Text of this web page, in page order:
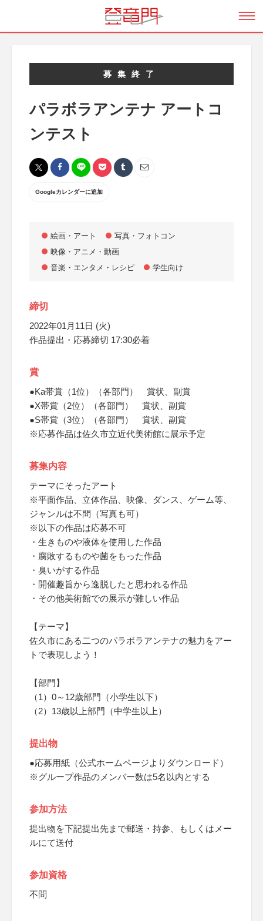
募集終了
パラボラアンテナ アートコ
ンテスト
Googleカレンダーに追加
絵画・アート
写真・フォトコン
映像・アニメ・動画
音楽・エンタメ・レシピ
学生向け
締切
2022年01月11日 (火)
作品提出・応募締切 17:30必着
賞
●Ka帯賞（1位）（各部門） 賞状、副賞
●X帯賞（2位）（各部門） 賞状、副賞
●S帯賞（3位）（各部門） 賞状、副賞
※応募作品は佐久市立近代美術館に展示予定
募集内容
テーマにそったアート
※平面作品、立体作品、映像、ダンス、ゲーム等、
ジャンルは不問（写真も可）
※以下の作品は応募不可
・生きものや液体を使用した作品
・腐敗するものや菌をもった作品
・臭いがする作品
・開催趣旨から逸脱したと思われる作品
・その他美術館での展示が難しい作品
【テーマ】
佐久市にある二つのパラボラアンテナの魅力をアー
トで表現しよう！
【部門】
（1）0～12歳部門（小学生以下）
（2）13歳以上部門（中学生以上）
提出物
●応募用紙（公式ホームページよりダウンロード）
※グループ作品のメンバー数は5名以内とする
参加方法
提出物を下記提出先まで郵送・持参、もしくはメー
ルにて送付
参加資格
不問